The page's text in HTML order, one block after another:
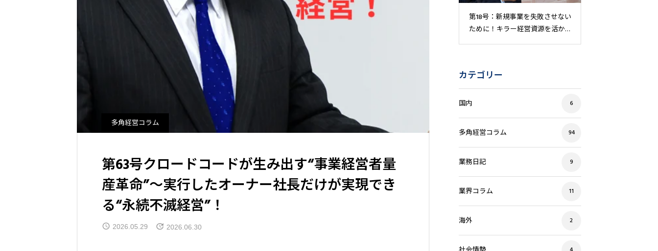
多角経営コラム
第63号クロードコードが生み出す“事業経営者量
産革命”〜実行したオーナー社長だけが実現でき
る“永続不滅経営”！
2026.05.29 2026.06.30
第54号：担保は取られないが会
第18号：新規事業を失敗させない
ために！キラー経営資源を活か
カテゴリー
国内 6
多角経営コラム 94
業務日記 9
業界コラム 11
海外 2